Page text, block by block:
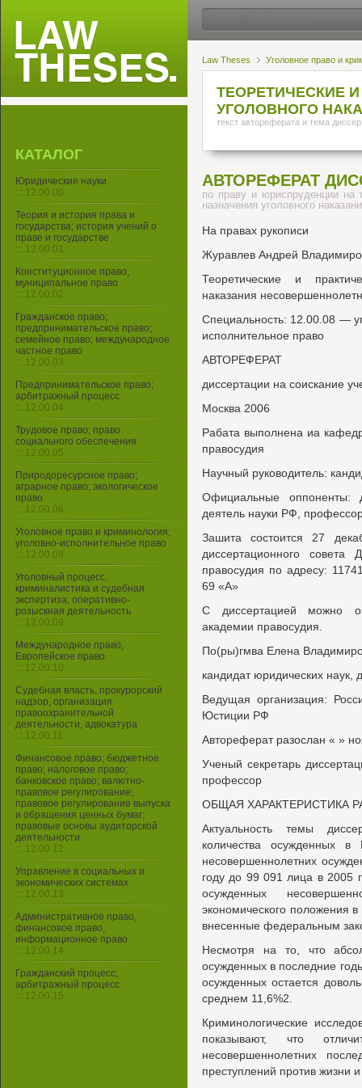
Law Theses Уголовное право и
ТЕОРЕТИЧЕСКИЕ
УГОЛОВНОГО
текст автореферата и тема
АВТОРЕФЕРАТ
по праву и юриспруденции на
назначения уголовного
На правах рукописи
Журавлев Андрей
Теоретические и
наказания
Специальность: 12.00.08 —
исполнительное право
АВТОРЕФЕРАТ
диссертации на соискание
Москва 2006
Рабата выполнена иа
правосудия
Научный руководитель:
Официальные оппоненты:
деятель науки РФ,
Зашита состоится 27
диссертационного
правосудия по адресу:
69 «А»
С диссертацией можно
академии правосудия.
По(ры)гмва Елена
кандидат юридических наук,
Ведущая организация:
Юстиции РФ
Автореферат разослан « »
Ученый секретарь
профессор
ОБЩАЯ ХАРАКТЕРИСТИКА
Актуальность темы
количества осужденных
несовершеннолетних
году до 99 091 лица в 2005
осужденных
экономического положения
внесенные федеральным
Несмотря на то, что
осужденных в последние
осужденных остается
среднем 11,6%2.
Криминологические
показывают, что
несовершеннолетних
преступлений против жизни
КАТАЛОГ
Юридические науки
::: 12.00.00
Теория и история права и
государства; история учений о
праве и государстве
::: 12.00.01
Конституционное право;
муниципальное право
::: 12.00.02
Гражданское право;
предпринимательское право;
семейное право; международное
частное право
::: 12.00.03
Предпринимательское право;
арбитражный процесс
::: 12.00.04
Трудовое право; право
социального обеспечения
::: 12.00.05
Природоресурсное право;
аграрное право; экологическое
право
::: 12.00.06
Уголовное право и криминология;
уголовно-исполнительное право
::: 12.00.08
Уголовный процесс,
криминалистика и судебная
экспертиза; оперативно-
розыскная деятельность
::: 12.00.09
Международное право,
Европейское право
::: 12.00.10
Судебная власть, прокурорский
надзор, организация
правоохранительной
деятельности, адвокатура
::: 12.00.11
Финансовое право; бюджетное
право; налоговое право;
банковское право; валютно-
правовое регулирование;
правовое регулирование выпуска
и обращения ценных бумаг;
правовые основы аудиторской
деятельности
::: 12.00.12
Управление в социальных и
экономических системах
::: 12.00.13
Административное право,
финансовое право,
информационное право
::: 12.00.14
Гражданский процесс;
арбитражный процесс
::: 12.00.15